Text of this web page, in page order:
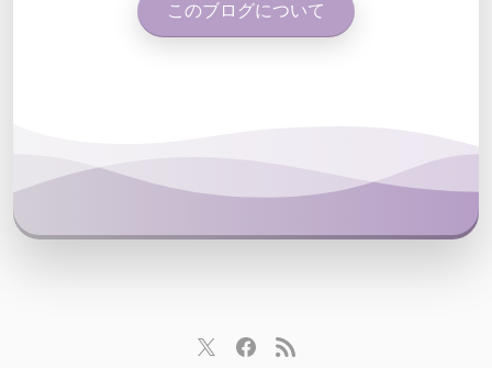
このブログについて